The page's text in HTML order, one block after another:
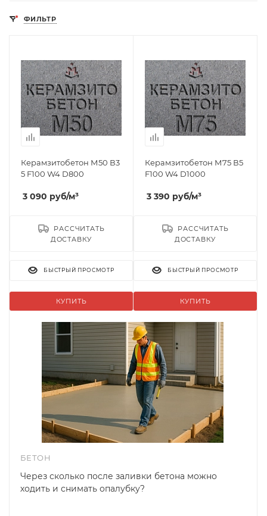
ФИЛЬТР
Керамзитобетон М50 В3
5 F100 W4 D800
3 090 руб/м³
КУПИТЬ
РАССЧИТАТЬ
ДОСТАВКУ
БЫСТРЫЙ ПРОСМОТР
Керамзитобетон М75 В5
F100 W4 D1000
3 390 руб/м³
КУПИТЬ
РАССЧИТАТЬ
ДОСТАВКУ
БЫСТРЫЙ ПРОСМОТР
БЕТОН
Через сколько после заливки бетона можно
ходить и снимать опалубку?